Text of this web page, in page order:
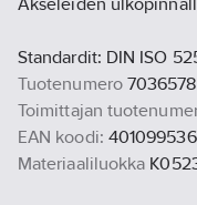
Standardit: DIN ISO
Tuotenumero
Toimittajan
EAN koodi:
Materiaaliluokka